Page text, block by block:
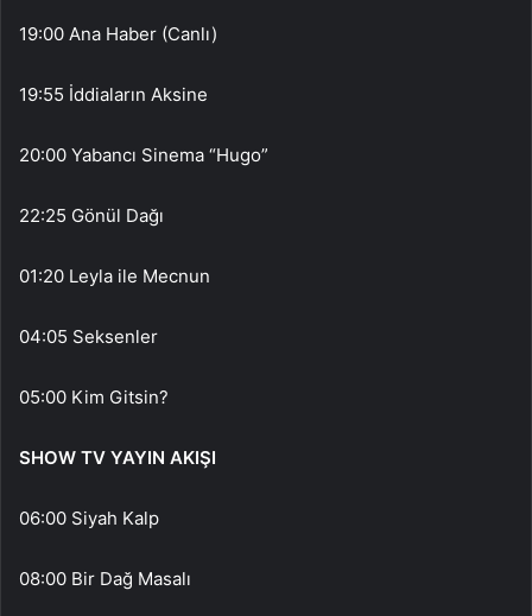
19:00 Ana Haber (Canlı)
19:55 İddiaların Aksine
20:00 Yabancı Sinema “Hugo”
22:25 Gönül Dağı
01:20 Leyla ile Mecnun
04:05 Seksenler
05:00 Kim Gitsin?
SHOW TV YAYIN AKIŞI
06:00 Siyah Kalp
08:00 Bir Dağ Masalı